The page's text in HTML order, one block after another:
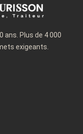
ans. Plus de 4 000
exigeants.